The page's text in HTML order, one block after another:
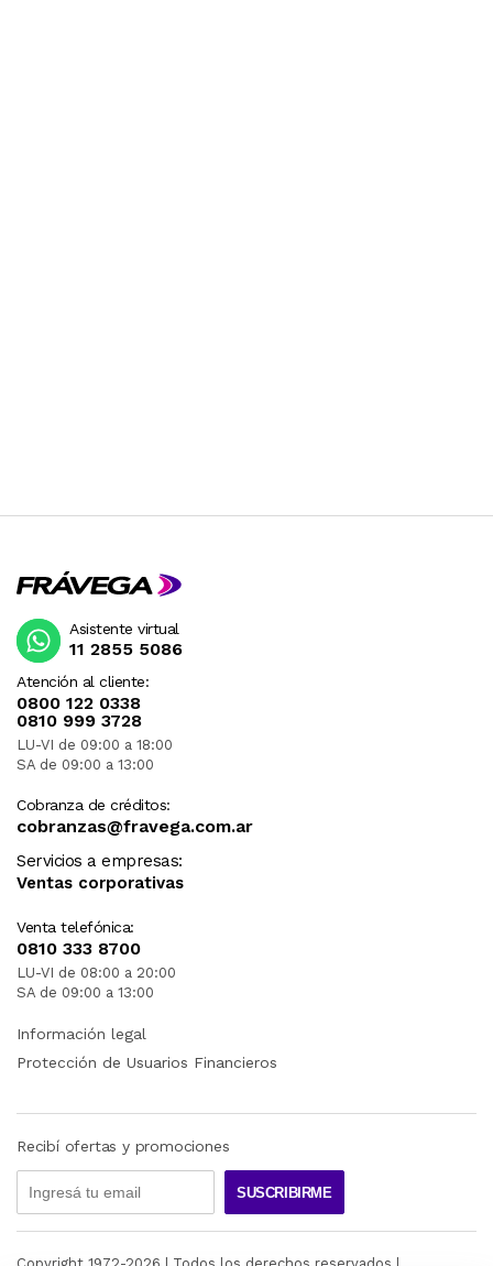
Atención al cliente:
0800 122 0338
0810 999 3728
LU-VI de 09:00 a 18:00
SA de 09:00 a 13:00
Cobranza de créditos:
cobranzas@fravega.com.ar
Servicios a empresas:
Ventas corporativas
Venta telefónica:
0810 333 8700
LU-VI de 08:00 a 20:00
SA de 09:00 a 13:00
Asistente virtual
11 2855 5086
Información legal
Protección de Usuarios Financieros
Recibí ofertas y promociones
SUSCRIBIRME